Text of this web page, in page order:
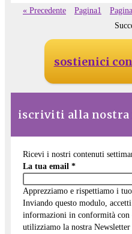
« Precedente Pagina1 Pagina
sostienici
iscriviti alla nostra
Ricevi i nostri contenuti
La tua email *
Apprezziamo e rispettiamo i
Inviando questo modulo,
informazioni in conformità
utilizziamo la nostra